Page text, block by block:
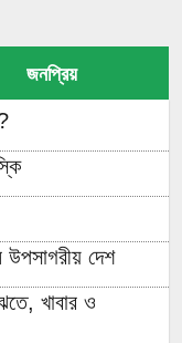
জনপ্রিয়
দেশ
খাবার ও